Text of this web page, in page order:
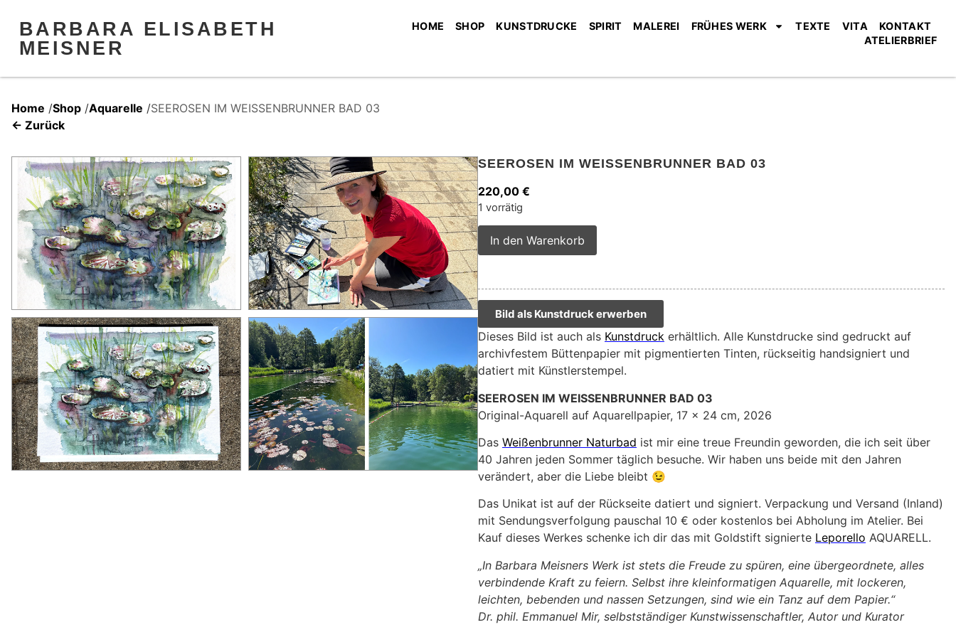
BARBARA ELISABETH
MEISNER
HOME SHOP KUNSTDRUCKE SPIRIT MALEREI FRÜHES WERK TEXTE VITA
KONTAKT
ATELIERBRIEF
Home /Shop /Aquarelle /SEEROSEN IM WEISSENBRUNNER BAD 03
← Zurück
SEEROSEN IM WEISSENBRUNNER BAD 03
220,00 €
1 vorrätig
In den Warenkorb
Bild als Kunstdruck erwerben
Dieses Bild ist auch als Kunstdruck erhältlich. Alle Kunstdrucke sind gedruckt auf
archivfestem Büttenpapier mit pigmentierten Tinten, rückseitig handsigniert und
datiert mit Künstlerstempel.
SEEROSEN IM WEISSENBRUNNER BAD 03
Original-Aquarell auf Aquarellpapier, 17 x 24 cm, 2026
Das Weißenbrunner Naturbad ist mir eine treue Freundin geworden, die ich seit über
40 Jahren jeden Sommer täglich besuche. Wir haben uns beide mit den Jahren
verändert, aber die Liebe bleibt 😉
Das Unikat ist auf der Rückseite datiert und signiert. Verpackung und Versand (Inland)
mit Sendungsverfolgung pauschal 10 € oder kostenlos bei Abholung im Atelier. Bei
Kauf dieses Werkes schenke ich dir das mit Goldstift signierte Leporello AQUARELL.
„In Barbara Meisners Werk ist stets die Freude zu spüren, eine übergeordnete, alles
verbindende Kraft zu feiern. Selbst ihre kleinformatigen Aquarelle, mit lockeren,
leichten, bebenden und nassen Setzungen, sind wie ein Tanz auf dem Papier.“
Dr. phil. Emmanuel Mir, selbstständiger Kunstwissenschaftler, Autor und Kurator